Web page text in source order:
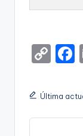
C
p
Última